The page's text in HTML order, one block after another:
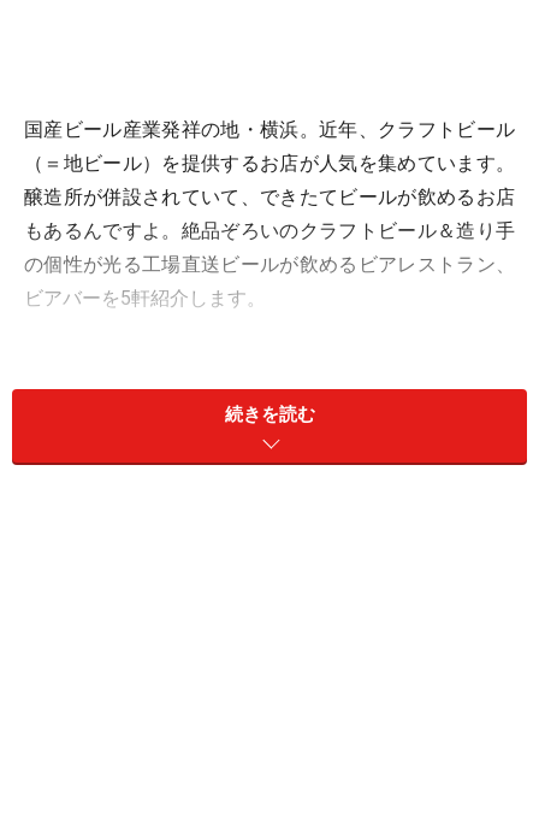
国産ビール産業発祥の地・横浜。近年、クラフトビール
（＝地ビール）を提供するお店が人気を集めています。
醸造所が併設されていて、できたてビールが飲めるお店
もあるんですよ。絶品ぞろいのクラフトビール＆造り手
の個性が光る工場直送ビールが飲めるビアレストラン、
ビアバーを5軒紹介します。
横浜ビール 驛（うまや）の食卓
続きを読む